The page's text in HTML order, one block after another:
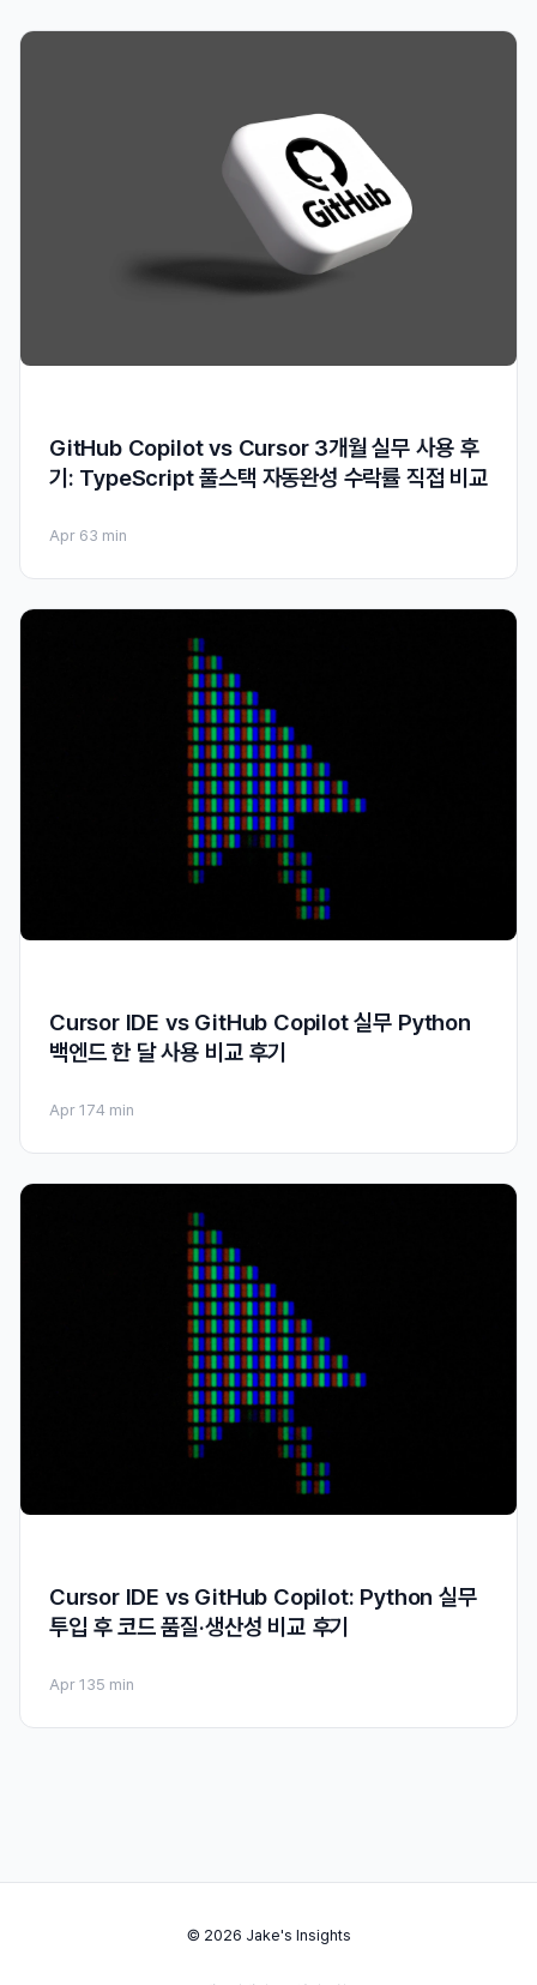
GitHub Copilot vs Cursor 3개월 실무 사용 후
기: TypeScript 풀스택 자동완성 수락률 직접 비교
Apr 63 min
Cursor IDE vs GitHub Copilot 실무 Python
백엔드 한 달 사용 비교 후기
Apr 174 min
Cursor IDE vs GitHub Copilot: Python 실무
투입 후 코드 품질·생산성 비교 후기
Apr 135 min
© 2026 Jake's Insights